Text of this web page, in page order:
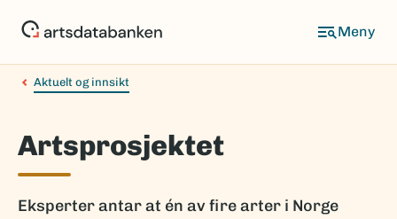
Aktuelt og innsikt
Artsprosjektet
Eksperter antar at én av fire arter i Norge